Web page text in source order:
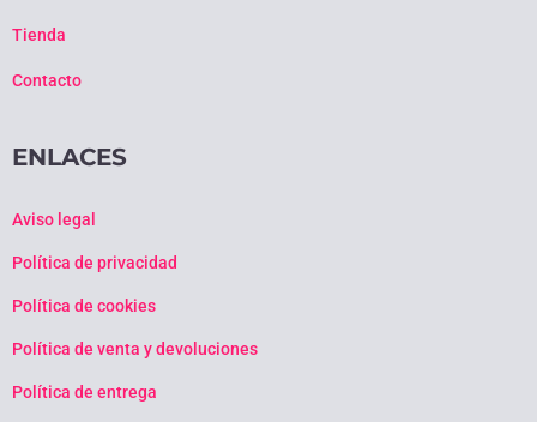
Tienda
Contacto
ENLACES
Aviso legal
Política de privacidad
Política de cookies
Política de venta y devoluciones
Política de entrega